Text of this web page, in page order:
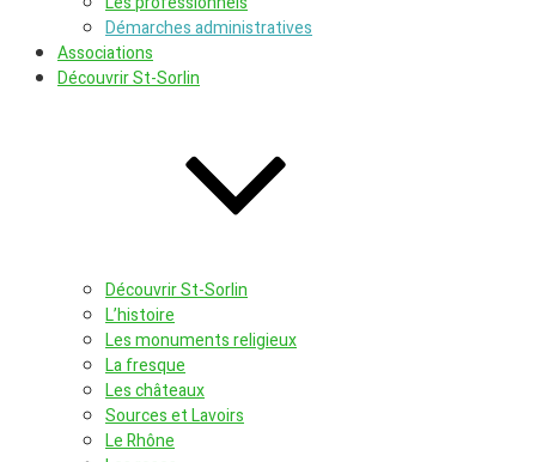
Démarches administratives
Associations
Découvrir St-Sorlin
Découvrir St-Sorlin
L’histoire
Les monuments religieux
La fresque
Les châteaux
Sources et Lavoirs
Le Rhône